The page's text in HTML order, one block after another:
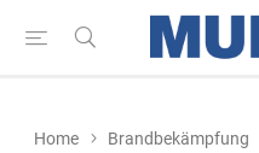
Home Brandbekämpfung